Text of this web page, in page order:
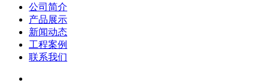
公司简介
产品展示
新闻动态
工程案例
联系我们